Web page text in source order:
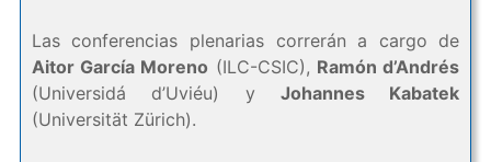
Las conferencias plenarias correrán a cargo de
Aitor García Moreno (ILC-CSIC), Ramón d’Andrés
(Universidá d’Uviéu) y Johannes Kabatek
(Universität Zürich).